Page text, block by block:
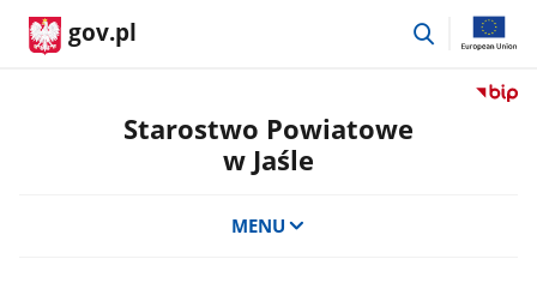
gov.pl
przejdź
Przejdź
Starostwo Powiatowe
w Jaśle
MENU